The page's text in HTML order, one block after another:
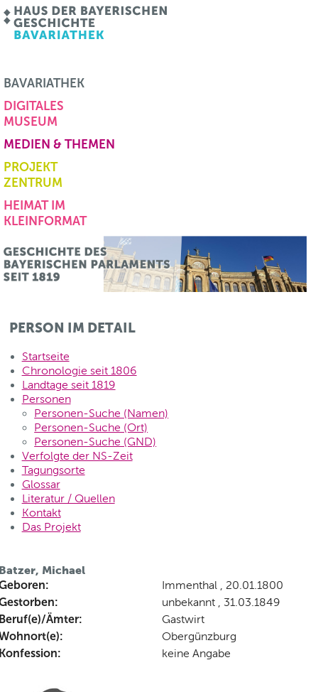
BAVARIATHEK
DIGITALES
MUSEUM
MEDIEN & THEMEN
PROJEKT
ZENTRUM
HEIMAT IM
KLEINFORMAT
PERSON IM DETAIL
Startseite
Chronologie seit 1806
Landtage seit 1819
Personen
Personen-Suche (Namen)
Personen-Suche (Ort)
Personen-Suche (GND)
Verfolgte der NS-Zeit
Tagungsorte
Glossar
Literatur / Quellen
Kontakt
Das Projekt
Michael
Immenthal , 20.01.1800
unbekannt , 31.03.1849
Ämter: Gastwirt
Obergünzburg
keine Angabe